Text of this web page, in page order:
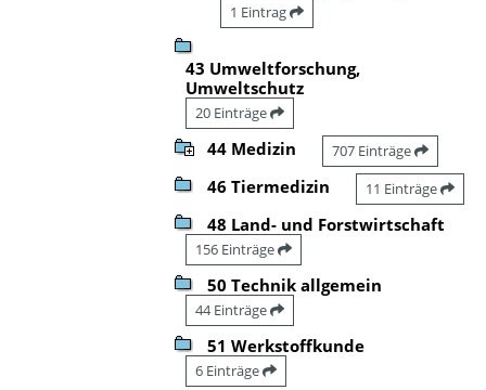
1 Eintrag
43 Umweltforschung,
Umweltschutz
20 Einträge
44 Medizin 707 Einträge
46 Tiermedizin 11 Einträge
48 Land- und Forstwirtschaft
156 Einträge
50 Technik allgemein
44 Einträge
51 Werkstoffkunde
6 Einträge